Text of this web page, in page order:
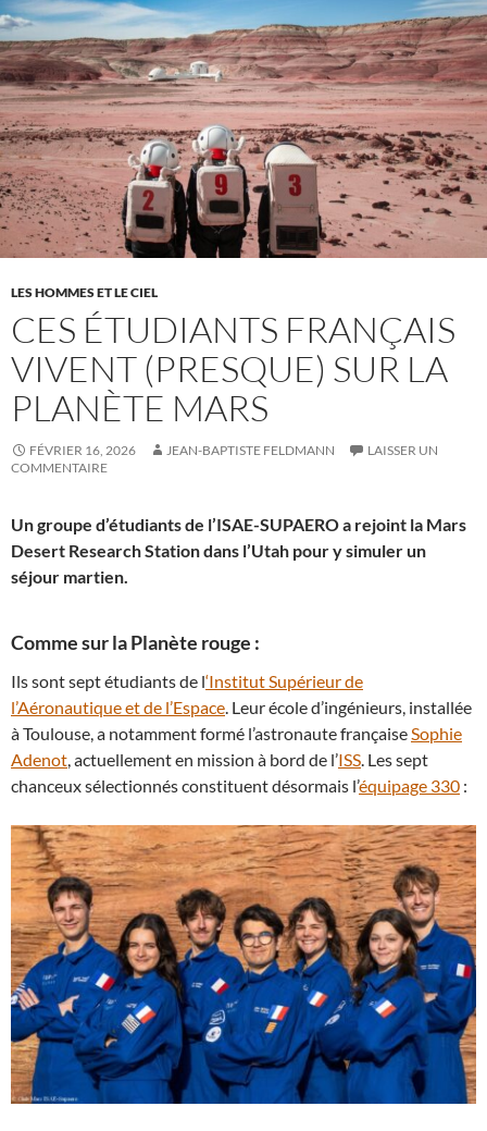
LES HOMMES ET LE CIEL
CES ÉTUDIANTS FRANÇAIS
VIVENT (PRESQUE) SUR LA
PLANÈTE MARS
FÉVRIER 16, 2026 JEAN-BAPTISTE FELDMANN
LAISSER UN
COMMENTAIRE
Un groupe d’étudiants de l’ISAE-SUPAERO a rejoint la Mars
Desert Research Station dans l’Utah pour y simuler un
séjour martien.
Comme sur la Planète rouge :
Ils sont sept étudiants de l‘Institut Supérieur de
l’Aéronautique et de l’Espace . Leur école d’ingénieurs, installée
à Toulouse, a notamment formé l’astronaute française Sophie
Adenot , actuellement en mission à bord de l’ISS . Les sept
chanceux sélectionnés constituent désormais l’équipage 330 :